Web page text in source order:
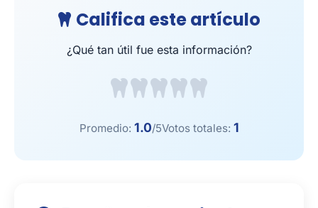
Califica este artículo
¿Qué tan útil fue esta información?
Promedio: 1.0/5Votos totales: 1